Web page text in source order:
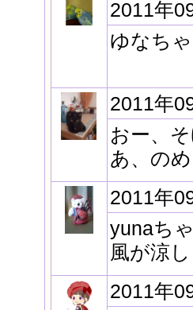
2011年
ゆなち
2011年
おー、
あ、の
2011年
yunaち
風が涼
2011年